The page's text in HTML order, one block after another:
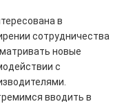
в
сотрудничества
новые
с
вводить в